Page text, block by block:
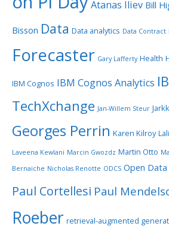
Atanas Iliev Bill
Bisson Data Data analytics Data Contract
Forecaster Gary Lafferty Health
IBM Cognos IBM Cognos Analytics
TechXchange Jan-Willem Steur
Georges Perrin Karen Kilroy
Laveena Kewlani Marcin Gwozdz Martin Otto
Bernaiche Nicholas Renotte ODCS Open
Paul Cortellesi Paul
Roeber retrieval-augmented